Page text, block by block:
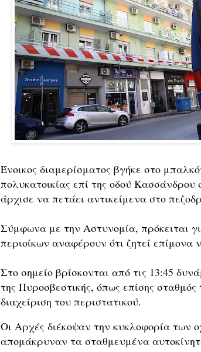
Ένοικος διαμερίσματος βγήκε στο
πολυκατοικίας επί της οδού
άρχισε να πετάει αντικείμενα στο
Σύμφωνα με την Αστυνομία, πρόκειται
περιοίκων αναφέρουν ότι ζητεί επίμονα
Στο σημείο βρίσκονται από τις 13:45
της Πυροσβεστικής, όπως επίσης
διαχείριση του περιστατικού.
Οι Αρχές διέκοψαν την κυκλοφορία των
απομάκρυναν τα σταθμευμένα